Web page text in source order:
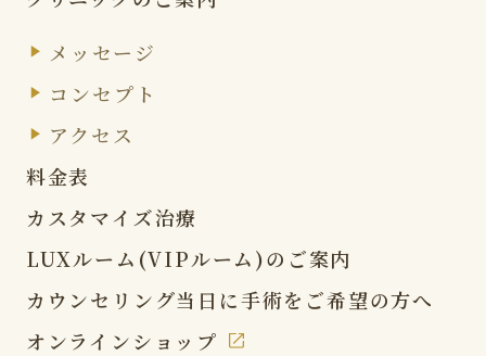
メッセージ
コンセプト
アクセス
料金表
カスタマイズ治療
LUXルーム(VIPルーム)の ご案内
カウンセリング当日に手術をご希望の方へ
オンラインショップ